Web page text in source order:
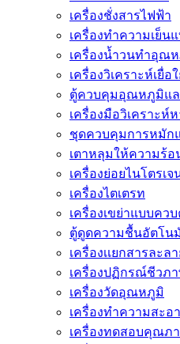
เครื่องชั่งสารไฟฟ้า
เครื่องทำความเย็น
เครื่องน้ำวนทำอุณ
เครื่องวิเคราะห์เยื่อ
ตู้ควบคุมอุณหภูมิแ
เครื่องมือวิเคราะ
ชุดควบคุมการหมัก
เตาหลุมให้ความร้อ
เครื่องย่อยไนโตรเจ
เครื่องไตเตรท
เครื่องเขย่าแบบค
ตู้ดูดความชื้นอัตโน
เครื่องเเยกสารละล
เครื่องปฏิกรณ์ชีวภ
เครื่องวัดอุณหภูมิ
เครื่องทำความสะอ
เครื่องทดสอบคุณภ